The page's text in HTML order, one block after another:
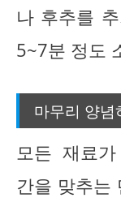
나 후추를
5~7분 정도
마무리 양념
모든 재료
간을 맞추는